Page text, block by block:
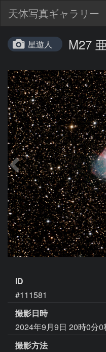
天体写真ギャラリー
星遊人 M27
ID
#111581
撮影日時
2024年9月9日 20時0分0
撮影方法